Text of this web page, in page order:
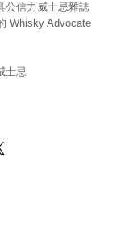
公信力威士忌雜誌
Whisky Advocate
士忌